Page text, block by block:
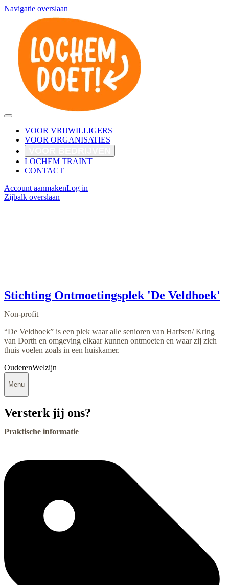
Navigatie overslaan
VOOR VRIJWILLIGERS
VOOR ORGANISATIES
LOCHEM TRAINT
CONTACT
Account aanmakenLog in
Zijbalk overslaan
Stichting Ontmoetingsplek 'De Veldhoek'
Non-profit
“De Veldhoek” is een plek waar alle senioren van Harfsen/ Kring
van Dorth en omgeving elkaar kunnen ontmoeten en waar zij zich
thuis voelen zoals in een huiskamer.
OuderenWelzijn
Menu
Versterk jij ons?
Praktische informatie